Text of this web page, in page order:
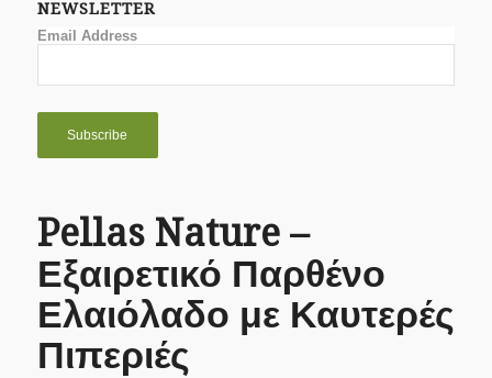
NEWSLETTER
Email Address
Pellas Nature –
Εξαιρετικό Παρθένο
Ελαιόλαδο με Καυτερές
Πιπεριές